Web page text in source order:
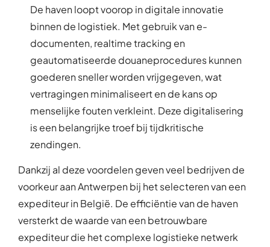
De haven loopt voorop in digitale innovatie
binnen de logistiek. Met gebruik van e-
documenten, realtime tracking en
geautomatiseerde douaneprocedures kunnen
goederen sneller worden vrijgegeven, wat
vertragingen minimaliseert en de kans op
menselijke fouten verkleint. Deze digitalisering
is een belangrijke troef bij tijdkritische
zendingen.
Dankzij al deze voordelen geven veel bedrijven de
voorkeur aan Antwerpen bij het selecteren van een
expediteur in België. De efficiëntie van de haven
versterkt de waarde van een betrouwbare
expediteur die het complexe logistieke netwerk